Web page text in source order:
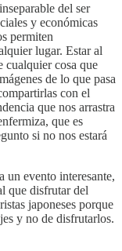
del ser
y económicas
permiten
lugar. Estar al
cualquier cosa que
de lo que pasa
con el
que nos arrastra
que es
si no nos estará
un evento interesante,
que disfrutar del
japoneses porque
y no de disfrutarlos.